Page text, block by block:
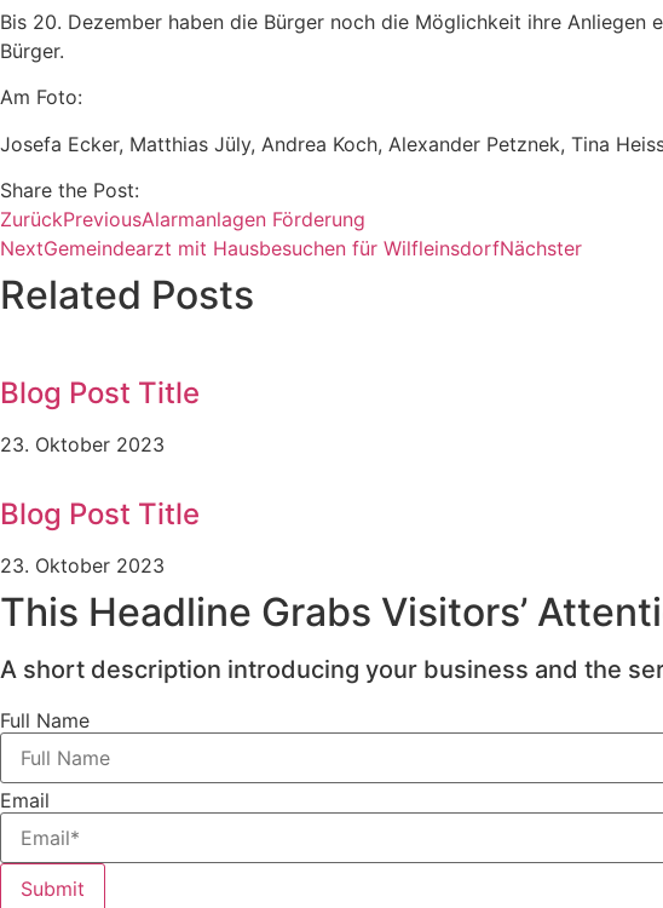
Bis 20. Dezember haben die Bürger noch die Möglichkeit ihre
Bürger.
Am Foto:
Josefa Ecker, Matthias Jüly, Andrea Koch, Alexander Petznek, Tina
Share the Post:
ZurückPreviousAlarmanlagen Förderung
NextGemeindearzt mit Hausbesuchen für WilfleinsdorfNächster
Related Posts
Blog Post Title
23. Oktober 2023
Blog Post Title
23. Oktober 2023
This Headline Grabs Visitors’
A short description introducing your business and the
Full Name
Email
Submit